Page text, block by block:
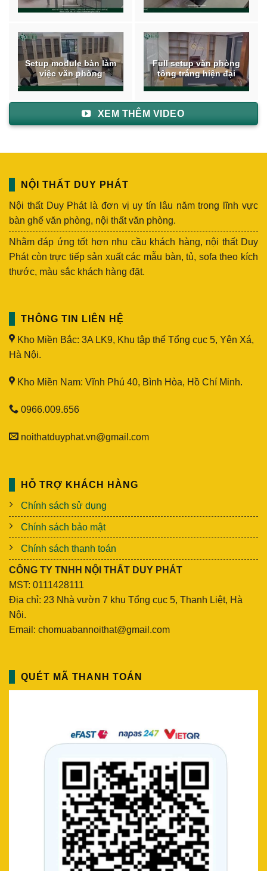
Setup module bàn làm
việc văn phòng
Full setup văn phòng
tông trắng hiện đại
XEM THÊM VIDEO
NỘI THẤT DUY PHÁT
Nội thất Duy Phát là đơn vị uy tín lâu năm trong lĩnh vực
bàn ghế văn phòng, nội thất văn phòng.
Nhằm đáp ứng tốt hơn nhu cầu khách hàng, nội thất Duy
Phát còn trực tiếp sản xuất các mẫu bàn, tủ, sofa theo kích
thước, màu sắc khách hàng đặt.
THÔNG TIN LIÊN HỆ
Kho Miền Bắc: 3A LK9, Khu tập thể Tổng cục 5, Yên Xá,
Hà Nội.
Kho Miền Nam: Vĩnh Phú 40, Bình Hòa, Hồ Chí Minh.
0966.009.656
noithatduyphat.vn@gmail.com
HỖ TRỢ KHÁCH HÀNG
Chính sách sử dụng
Chính sách bảo mật
Chính sách thanh toán
CÔNG TY TNHH NỘI THẤT DUY PHÁT
MST: 0111428111
Địa chỉ: 23 Nhà vườn 7 khu Tổng cục 5, Thanh Liệt, Hà
Nội.
Email: chomuabannoithat@gmail.com
QUÉT MÃ THANH TOÁN